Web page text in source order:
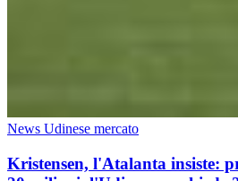
News Udinese mercato
Kristensen, l'Atalanta insiste: